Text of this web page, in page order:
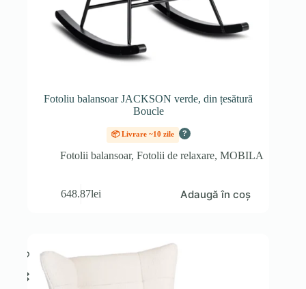
Fotoliu balansoar JACKSON verde, din țesătură
Boucle
📦 Livrare ~10 zile ?
Fotolii balansoar,Fotolii de relaxare,MOBILA
648.87lei Adaugă în coș